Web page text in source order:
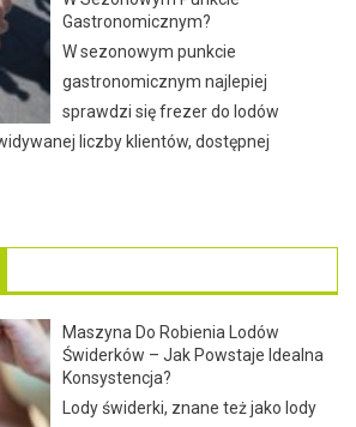
Gastronomicznym?
W sezonowym punkcie
gastronomicznym najlepiej
sprawdzi się frezer do lodów
liczby klientów, dostępnej
Maszyna Do Robienia Lodów
Świderków – Jak Powstaje Idealna
Konsystencja?
Lody świderki, znane też jako lody